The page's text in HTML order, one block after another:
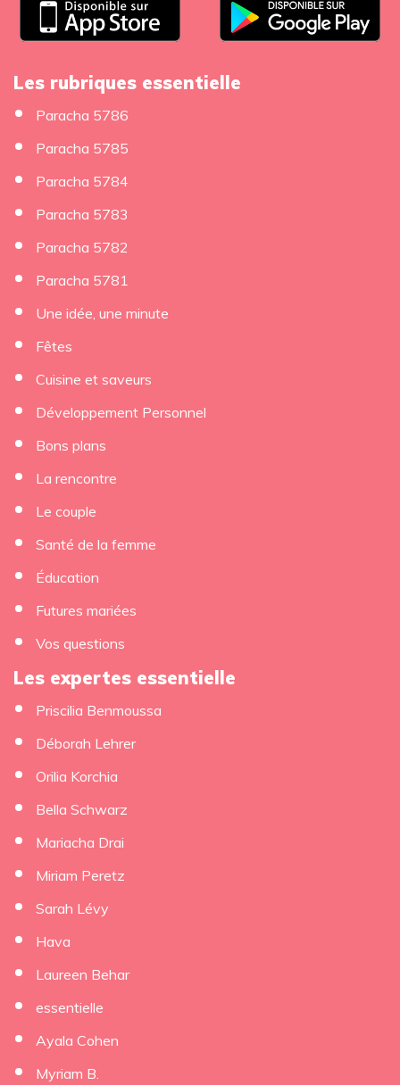
Les rubriques essentielle
Paracha 5786
Paracha 5785
Paracha 5784
Paracha 5783
Paracha 5782
Paracha 5781
Une idée, une minute
Fêtes
Cuisine et saveurs
Développement Personnel
Bons plans
La rencontre
Le couple
Santé de la femme
Éducation
Futures mariées
Vos questions
Les expertes essentielle
Priscilia Benmoussa
Déborah Lehrer
Orilia Korchia
Bella Schwarz
Mariacha Drai
Miriam Peretz
Sarah Lévy
Hava
Laureen Behar
essentielle
Ayala Cohen
Myriam B.